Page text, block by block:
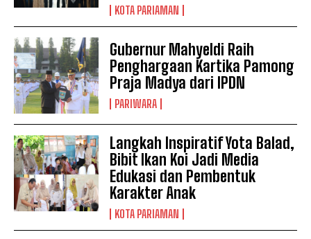
KOTA PARIAMAN
Gubernur Mahyeldi Raih
Penghargaan Kartika Pamong
Praja Madya dari IPDN
PARIWARA
Langkah Inspiratif Yota Balad,
Bibit Ikan Koi Jadi Media
Edukasi dan Pembentuk
Karakter Anak
KOTA PARIAMAN